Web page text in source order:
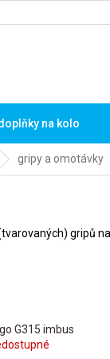
na kolo
gripy a omotávky
gripů
G315 imbus